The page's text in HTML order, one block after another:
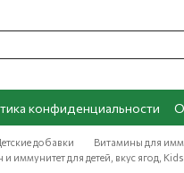
конфиденциальности
добавки Витамины для
иммунитет для детей, вкус ягод,